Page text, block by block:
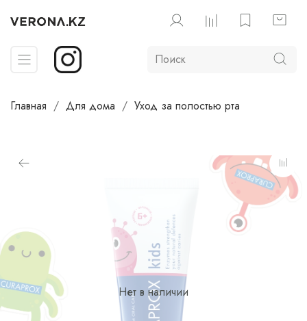
Главная Для дома Уход за полостью рта
Нет в наличии